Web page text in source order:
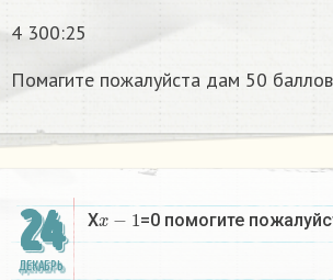
4 300:25
Помагите пожалуйста дам 50 баллов
24
ДЕКАБРЬ
Xx−1 =0 помогите